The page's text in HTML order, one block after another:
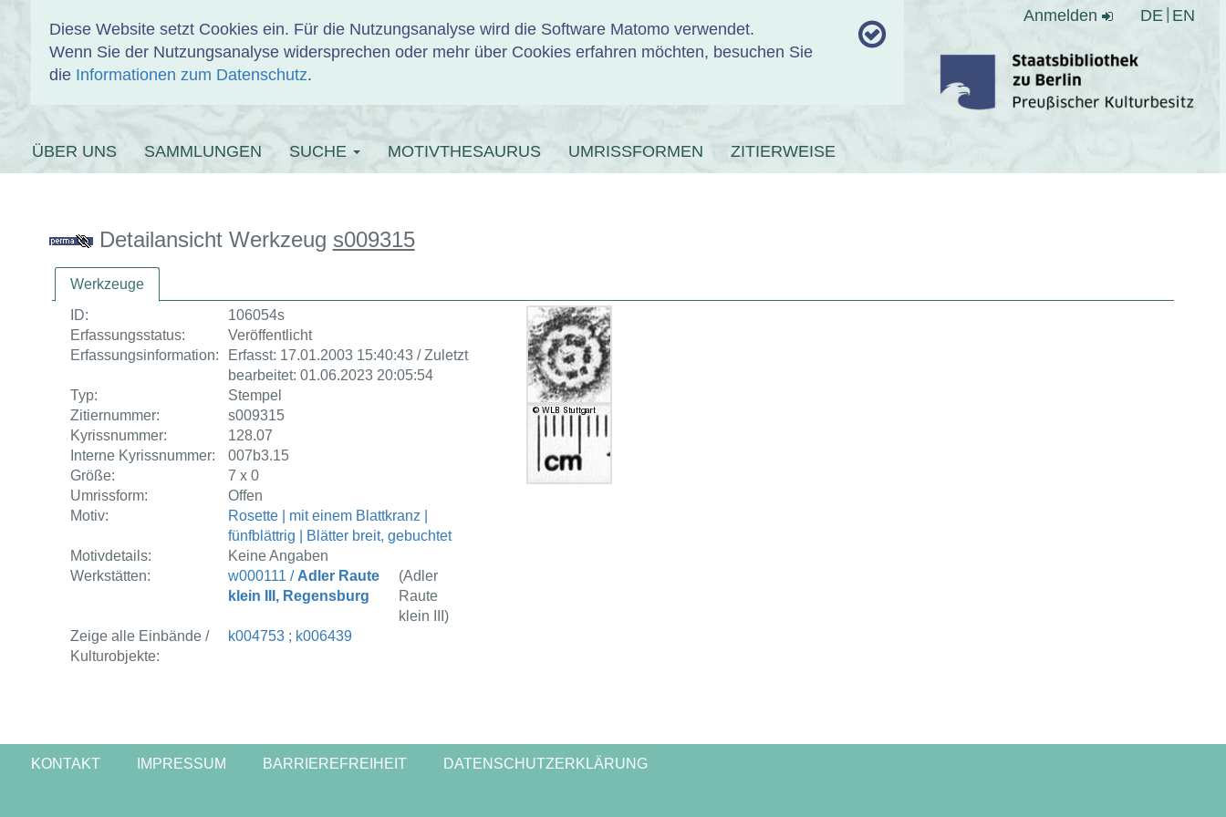
Diese Website setzt Cookies ein. Für die Nutzungsanalyse wird die Software Matomo verwendet.
Wenn Sie der Nutzungsanalyse widersprechen oder mehr über Cookies erfahren möchten, besuchen Sie
die Informationen zum Datenschutz.
Anmelden DE EN
EINBANDDATENBANK
ÜBER UNS SAMMLUNGEN SUCHE MOTIVTHESAURUS UMRISSFORMEN ZITIERWEISE
Detailansicht Werkzeug s009315
Werkzeuge
ID:
106054s
Erfassungsstatus:
Veröffentlicht
Erfassungsinformation:
Erfasst: 17.01.2003 15:40:43 / Zuletzt
bearbeitet: 01.06.2023 20:05:54
Typ:
Stempel
Zitiernummer:
s009315
Kyrissnummer:
128.07
Interne Kyrissnummer:
007b3.15
Größe:
7 x 0
Umrissform:
Offen
Motiv:
Rosette | mit einem Blattkranz |
fünfblättrig | Blätter breit, gebuchtet
Motivdetails:
Keine Angaben
Werkstätten:
w000111 / Adler Raute
klein III, Regensburg
(Adler
Raute
klein III)
Zeige alle Einbände /
Kulturobjekte:
k004753; k006439
KONTAKT IMPRESSUM BARRIEREFREIHEIT DATENSCHUTZERKLÄRUNG